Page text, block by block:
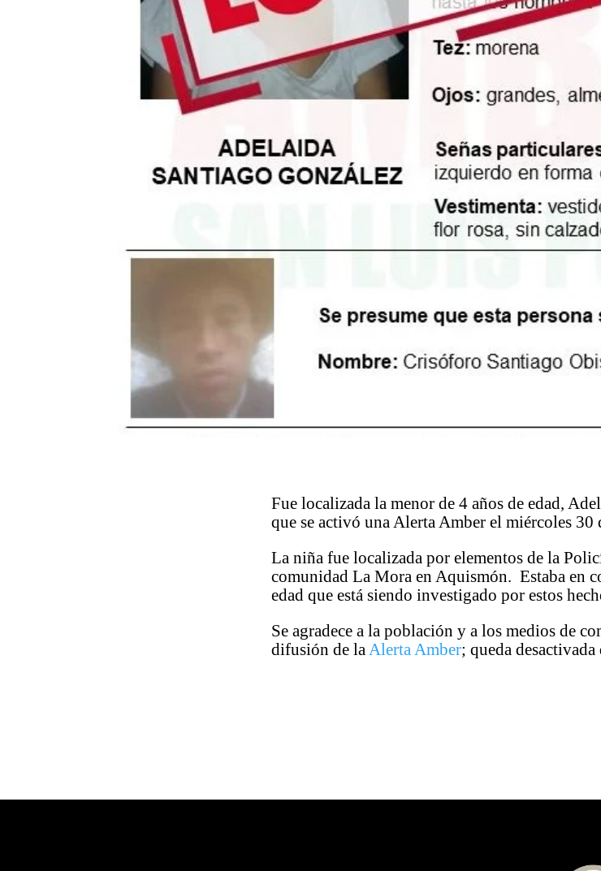
Fue localizada la menor de 4 años de edad,
que se activó una Alerta Amber el miércoles
La niña fue localizada por elementos de la
comunidad La Mora en Aquismón. Estaba en
edad que está siendo investigado por estos
Se agradece a la población y a los medios de
difusión de laAlerta Amber; queda